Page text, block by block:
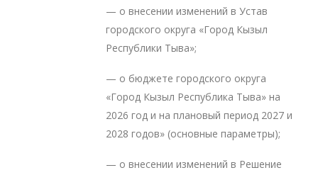
— о внесении изменений в Устав
городского округа «Город Кызыл
Республики Тыва»;
— о бюджете городского округа
«Город Кызыл Республика Тыва» на
2026 год и на плановый период 2027 и
2028 годов» (основные параметры);
— о внесении изменений в Решение